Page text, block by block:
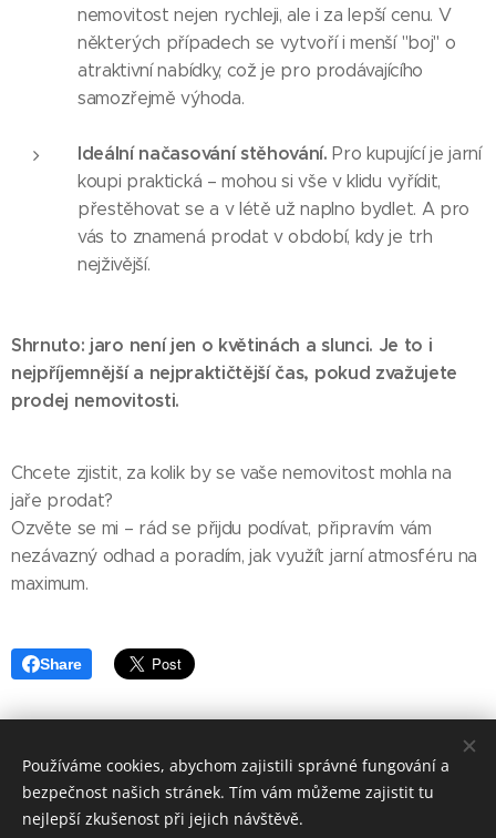
nemovitost nejen rychleji, ale i za lepší cenu. V
některých případech se vytvoří i menší "boj" o
atraktivní nabídky, což je pro prodávajícího
samozřejmě výhoda.
Ideální načasování stěhování. Pro kupující je jarní
koupi praktická – mohou si vše v klidu vyřídit,
přestěhovat se a v létě už naplno bydlet. A pro
vás to znamená prodat v období, kdy je trh
nejživější.
Shrnuto: jaro není jen o květinách a slunci. Je to i
nejpříjemnější a nejpraktičtější čas, pokud zvažujete
prodej nemovitosti.
Chcete zjistit, za kolik by se vaše nemovitost mohla na
jaře prodat?
Ozvěte se mi – rád se přijdu podívat, připravím vám
nezávazný odhad a poradím, jak využít jarní atmosféru na
maximum.
Share
Realitní makléř David Zeman - Reality STING
, Benešova 21,
Jihlava, 586 01,e-mail: david.zeman@rksting.cz
Používáme cookies, abychom zajistili správné fungování a
bezpečnost našich stránek. Tím vám můžeme zajistit tu
nejlepší zkušenost při jejich návštěvě.